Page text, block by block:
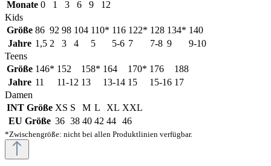
Monate 0 1 3 6 9
12
Kids
Größe 86 92 98 104 110* 116 122* 128 134* 140
Jahre 1,5 2 3 4 5 5-6 7 7-8 9
9-10
Teens
Größe 146* 152 158* 164 170* 176
188
Jahre 11 11-12 13 13-14 15 15-16 17
Damen
INT Größe XS S M L XL XXL
EU Größe 36 38 40 42 44 46
*Zwischengröße: nicht bei allen Produktlinien verfügbar.